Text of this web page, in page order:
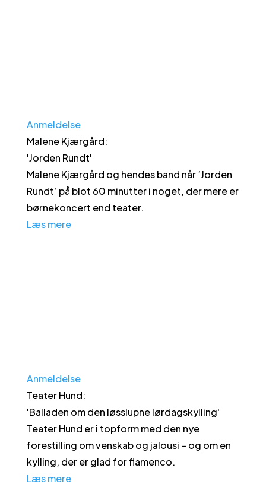
Anmeldelse
Malene Kjærgård:
'Jorden Rundt'
Malene Kjærgård og hendes band når ’Jorden
Rundt’ på blot 60 minutter i noget, der mere er
børnekoncert end teater.
Læs mere
Anmeldelse
Teater Hund:
'Balladen om den løsslupne lørdagskylling'
Teater Hund er i topform med den nye
forestilling om venskab og jalousi – og om en
kylling, der er glad for flamenco.
Læs mere